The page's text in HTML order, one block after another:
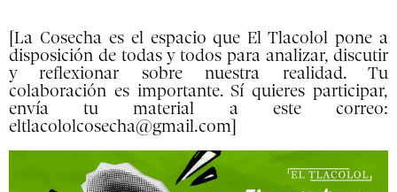
[La Cosecha es el espacio que El Tlacolol pone a
disposición de todas y todos para analizar, discutir
y reflexionar sobre nuestra realidad. Tu
colaboración es importante. Sí quieres participar,
envía tu material a este correo:
eltlacololcosecha@gmail.com]